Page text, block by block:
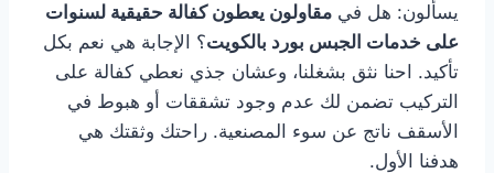
يسألون: هل في مقاولون يعطون كفالة حقيقية لسنوات
على خدمات الجبس بورد بالكويت؟ الإجابة هي نعم بكل
تأكيد. احنا نثق بشغلنا، وعشان جذي نعطي كفالة على
التركيب تضمن لك عدم وجود تشققات أو هبوط في
الأسقف ناتج عن سوء المصنعية. راحتك وثقتك هي
هدفنا الأول.